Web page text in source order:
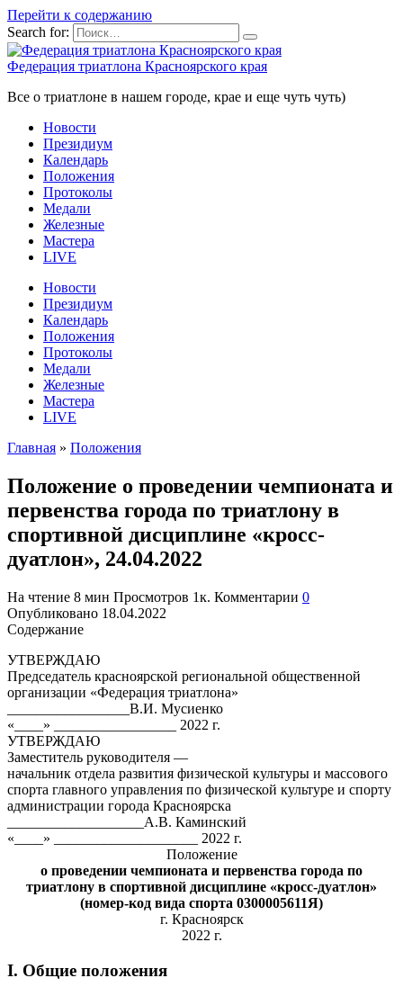
Перейти к содержанию
Search for:
Федерация триатлона Красноярского края
Все о триатлоне в нашем городе, крае и еще чуть чуть)
Новости
Президиум
Календарь
Положения
Протоколы
Медали
Железные
Мастера
LIVE
Новости
Президиум
Календарь
Положения
Протоколы
Медали
Железные
Мастера
LIVE
Главная » Положения
Положение о проведении чемпионата и
первенства города по триатлону в
спортивной дисциплине «кросс-
дуатлон», 24.04.2022
На чтение 8 мин Просмотров 1к. Комментарии 0
Опубликовано 18.04.2022
Содержание
УТВЕРЖДАЮ
Председатель красноярской региональной общественной
организации «Федерация триатлона»
_________________В.И. Мусиенко
«____» _________________ 2022 г.
УТВЕРЖДАЮ
Заместитель руководителя —
начальник отдела развития физической культуры и массового
спорта главного управления по физической культуре и спорту
администрации города Красноярска
___________________А.В. Каминский
«____» ____________________ 2022 г.
Положение
о проведении чемпионата и первенства города по
триатлону в спортивной дисциплине «кросс-дуатлон»
(номер-код вида спорта 0300005611Я)
г. Красноярск
2022 г.
I. Общие положения